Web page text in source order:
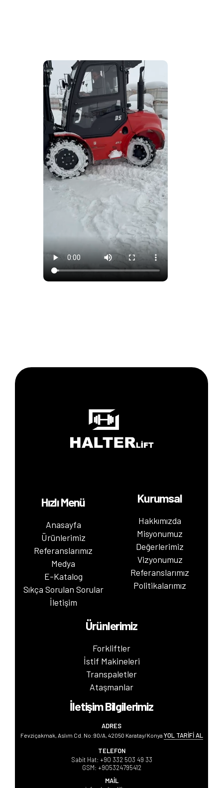
Hızlı Menü
Anasayfa
Ürünlerimiz
Referanslarımız
Medya
E-Katalog
Sıkça Sorulan Sorular
İletişim
Kurumsal
Hakkımızda
Misyonumuz
Değerlerimiz
Vizyonumuz
Referanslarımız
Politikalarımız
Ürünlerimiz
Forkliftler
İstif Makineleri
Transpaletler
Ataşmanlar
İletişim Bilgilerimiz
ADRES
Fevziçakmak, Aslım Cd. No:90/A, 42050 Karatay/Konya YOL TARİFİ AL
TELEFON
Sabit Hat: +90 332 503 49 33
GSM: +905324795412
MAİL